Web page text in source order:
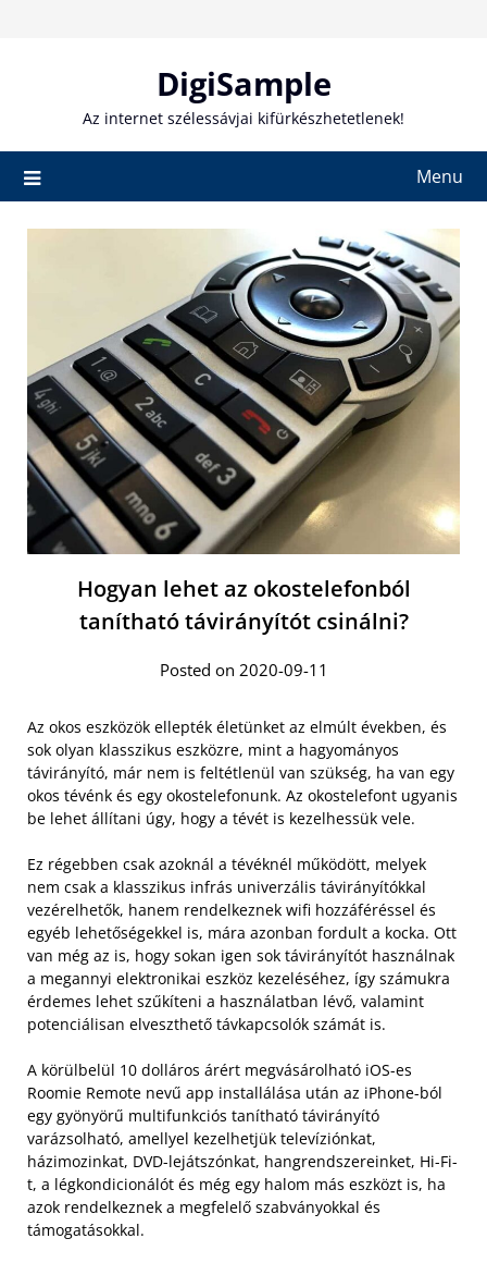
DigiSample
Az internet szélessávjai kifürkészhetetlenek!
Menu
Hogyan lehet az okostelefonból
tanítható távirányítót csinálni?
Posted on 2020-09-11
Az okos eszközök ellepték életünket az elmúlt években, és
sok olyan klasszikus eszközre, mint a hagyományos
távirányító, már nem is feltétlenül van szükség, ha van egy
okos tévénk és egy okostelefonunk. Az okostelefont ugyanis
be lehet állítani úgy, hogy a tévét is kezelhessük vele.
Ez régebben csak azoknál a tévéknél működött, melyek
nem csak a klasszikus infrás univerzális távirányítókkal
vezérelhetők, hanem rendelkeznek wifi hozzáféréssel és
egyéb lehetőségekkel is, mára azonban fordult a kocka. Ott
van még az is, hogy sokan igen sok távirányítót használnak
a megannyi elektronikai eszköz kezeléséhez, így számukra
érdemes lehet szűkíteni a használatban lévő, valamint
potenciálisan elveszthető távkapcsolók számát is.
A körülbelül 10 dolláros árért megvásárolható iOS-es
Roomie Remote nevű app installálása után az iPhone-ból
egy gyönyörű multifunkciós tanítható távirányító
varázsolható, amellyel kezelhetjük televíziónkat,
házimozinkat, DVD-lejátszónkat, hangrendszereinket, Hi-Fi-
t, a légkondicionálót és még egy halom más eszközt is, ha
azok rendelkeznek a megfelelő szabványokkal és
támogatásokkal.